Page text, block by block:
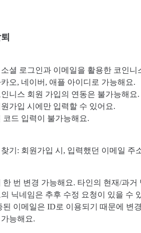
셜 로그인과 이메일을 활용한 코인
오, 네이버, 애플 아이디로 가능해요.
니스 회원 가입의 연동은 불가능해요.
가입 시에만 입력할 수 있어요.
코드 입력이 불가능해요.
기: 회원가입 시, 입력했던 이메일 주
한 번 변경 가능해요. 타인의 현재/과
닉네임은 추후 수정 요청이 있을 수
된 이메일은 ID로 이용되기 때문에 변
능해요.